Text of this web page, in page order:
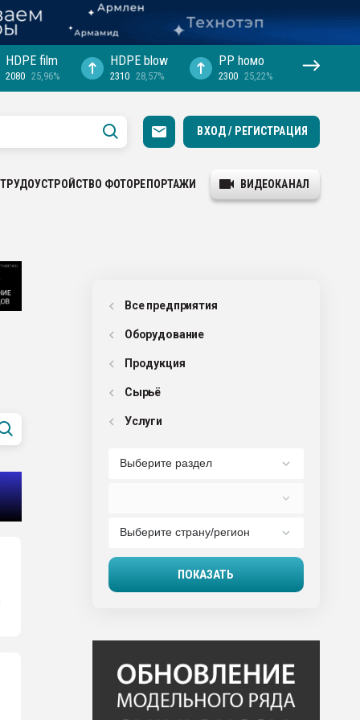
HDPE film
2080 25,96%
HDPE blow
2310 28,57%
PP hомо
2300 25,22%
ВХОД / РЕГИСТРАЦИЯ
ТРУДОУСТРОЙСТВО ФОТОРЕПОРТАЖИ ВИДЕОКАНАЛ
Все предприятия
Оборудованиe
Продукция
Сырьё
Услуги